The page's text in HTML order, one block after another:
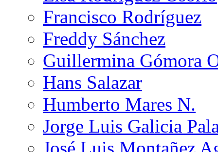
Francisco Rodríguez
Freddy Sánchez
Guillermina Gómora
Hans Salazar
Humberto Mares N.
Jorge Luis Galicia
José Luis Montañez